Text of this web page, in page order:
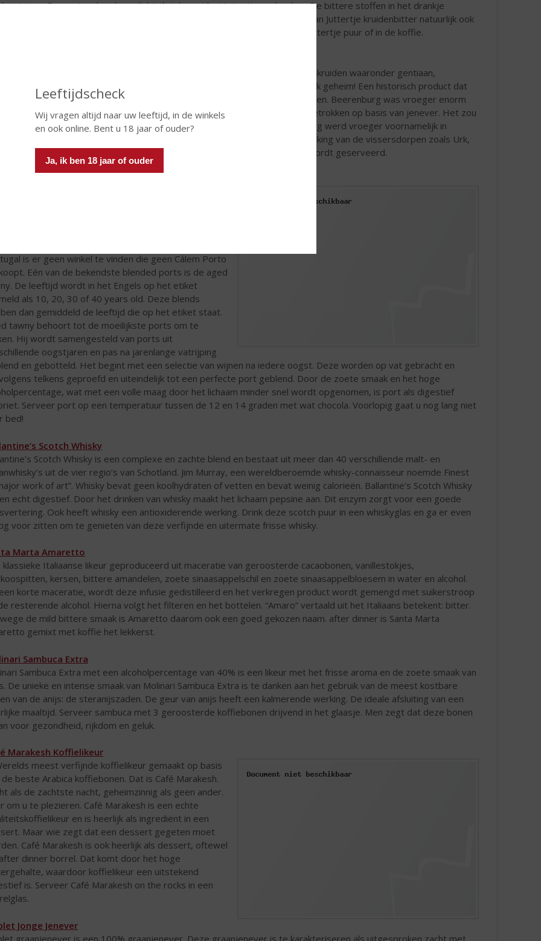
Leeftijdscheck
Wij vragen altijd naar uw leeftijd, in de winkels
en ook online. Bent u 18 jaar of ouder?
Ja, ik ben 18 jaar of ouder
het jutten. Doornat en koud wordt bij thuiskomst het Juttertje gedronken. De bittere stoffen in het drankje
de stofwisseling en door de 14 kruiden die het drankje bevat kunt u van Juttertje kruidenbitter natuurlijk ook
na een heerlijke maaltijd. Een prima after dinner borreltje dus. Drink Juttertje puur of in de koffie.
van de Weduwe Joustra staat een maand te trekken op zo'n 25 kruiden waaronder gentiaan,
herba card en galiatoer. De exacte samenstelling is en blijft natuurlijk geheim! Een historisch product dat
voor niets de kwalificatie NOBEL & ECHT meekreeg en zo zal het altijd blijven. Beerenburg was vroeger enorm
bij schippers, vanwege de heilzame werking van het kruidenmengsel getrokken op basis van jenever. Het zou
en scheurbuik tegengaan. De van oorsprong Amsterdamse Beerenburg werd vroeger voornamelijk in
gedronken. Tegenwoordig is het heel populair onder de jongere bevolking van de vissersdorpen zoals Urk,
en Volendam. Dit pittige bittertje smaakt het best als het ijskoud wordt geserveerd.
is er geen winkel te vinden die geen Cálem Porto
Eén van de bekendste blended ports is de aged
De leeftijd wordt in het Engels op het etiket
als 10, 20, 30 of 40 years old. Deze blends
dan gemiddeld de leeftijd die op het etiket staat.
tawny behoort tot de moeilijkste ports om te
Hij wordt samengesteld van ports uit
oogstjaren en pas na jarenlange vatrijping
en gebotteld. Het begint met een selectie van wijnen na iedere oogst. Deze worden op vat gebracht en
telkens geproefd en uiteindelijk tot een perfecte port geblend. Door de zoete smaak en het hoge
wat met een volle maag door het lichaam minder snel wordt opgenomen, is port als digestief
Serveer port op een temperatuur tussen de 12 en 14 graden met wat chocola. Voorlopig gaat u nog lang niet
bed!
Scotch Whisky
Scotch Whisky is een complexe en zachte blend en bestaat uit meer dan 40 verschillende malt- en
uit de vier regio’s van Schotland. Jim Murray, een wereldberoemde whisky-connaisseur noemde Finest
work of art”. Whisky bevat geen koolhydraten of vetten en bevat weinig calorieën. Ballantine’s Scotch Whisky
echt digestief. Door het drinken van whisky maakt het lichaam pepsine aan. Dit enzym zorgt voor een goede
Ook heeft whisky een antioxiderende werking. Drink deze scotch puur in een whiskyglas en ga er even
voor zitten om te genieten van deze verfijnde en uitermate frisse whisky.
Marta Amaretto
klassieke Italiaanse likeur geproduceerd uit maceratie van geroosterde cacaobonen, vanillestokjes,
kersen, bittere amandelen, zoete sinaasappelschil en zoete sinaasappelbloesem in water en alcohol.
korte maceratie, wordt deze infusie gedistilleerd en het verkregen product wordt gemengd met suikerstroop
resterende alcohol. Hierna volgt het filteren en het bottelen. “Amaro” vertaald uit het Italiaans betekent: bitter.
de mild bittere smaak is Amaretto daarom ook een goed gekozen naam. after dinner is Santa Marta
gemixt met koffie het lekkerst.
Sambuca Extra
Sambuca Extra met een alcoholpercentage van 40% is een likeur met het frisse aroma en de zoete smaak van
De unieke en intense smaak van Molinari Sambuca Extra is te danken aan het gebruik van de meest kostbare
van de anijs: de steranijszaden. De geur van anijs heeft een kalmerende werking. De ideale afsluiting van een
maaltijd. Serveer sambuca met 3 geroosterde koffiebonen drijvend in het glaasje. Men zegt dat deze bonen
voor gezondheid, rijkdom en geluk.
Marakesh Koffielikeur
meest verfijnde koffielikeur gemaakt op basis
de beste Arabica koffiebonen. Dat is Café Marakesh.
als de zachtste nacht, geheimzinnig als geen ander.
om u te plezieren. Café Marakesh is een echte
en is heerlijk als ingrediënt in een
Maar wie zegt dat een dessert gegeten moet
Café Marakesh is ook heerlijk als dessert, oftewel
dinner borrel. Dat komt door het hoge
waardoor koffielikeur een uitstekend
is. Serveer Café Marakesh on the rocks in een
Jonge Jenever
graanjenever is een 100% graanjenever. Deze graanjenever is te karakteriseren als uitgesproken zacht met